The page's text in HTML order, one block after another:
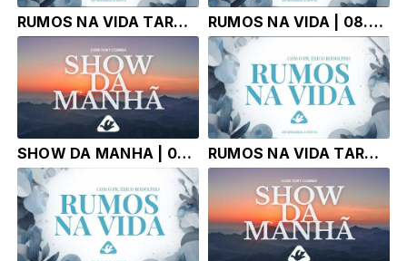
RUMOS NA VIDA TARDE | 08.06.26 | Pr. Érico Rodolpho Bussinger RUMOS NA VIDA | 08.06.26 | Pr. Érico Rodolpho Bussinger
SHOW DA MANHA | 08.07.26 | RUMOS NA VIDA TARDE | 07.07.26 | Pr. Érico Rodolpho Bussinger